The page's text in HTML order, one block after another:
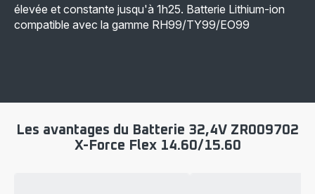
élevée et constante jusqu'à 1h25. Batterie Lithium-ion
compatible avec la gamme RH99/TY99/EO99
Les avantages du Batterie 32,4V ZR009702
X-Force Flex 14.60/15.60